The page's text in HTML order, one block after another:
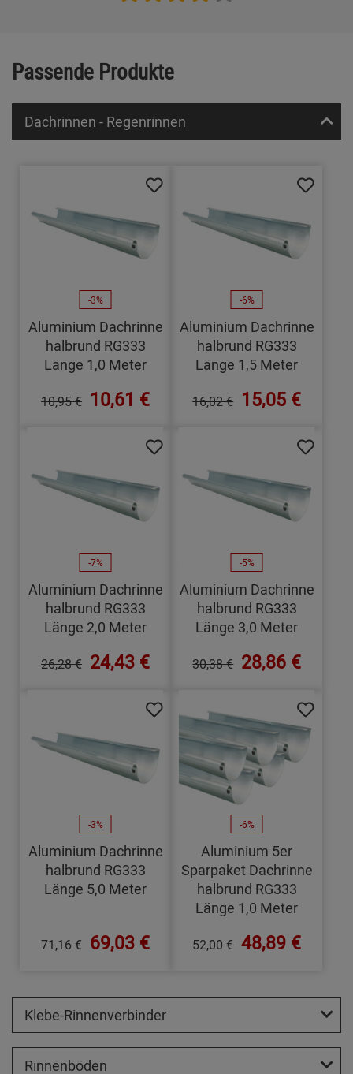
Passende Produkte
Dachrinnen - Regenrinnen
-3%
Aluminium Dachrinne
halbrund RG333
Länge 1,0 Meter
10,95 € 10,61 €
-6%
Aluminium Dachrinne
halbrund RG333
Länge 1,5 Meter
16,02 € 15,05 €
-7%
Aluminium Dachrinne
halbrund RG333
Länge 2,0 Meter
26,28 € 24,43 €
-5%
Aluminium Dachrinne
halbrund RG333
Länge 3,0 Meter
30,38 € 28,86 €
-3%
Aluminium Dachrinne
halbrund RG333
Länge 5,0 Meter
71,16 € 69,03 €
-6%
Aluminium 5er
Sparpaket Dachrinne
halbrund RG333
Länge 1,0 Meter
52,00 € 48,89 €
Klebe-Rinnenverbinder
Rinnenböden